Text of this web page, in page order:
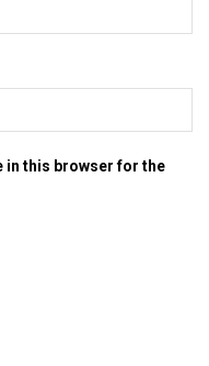
in this browser for the